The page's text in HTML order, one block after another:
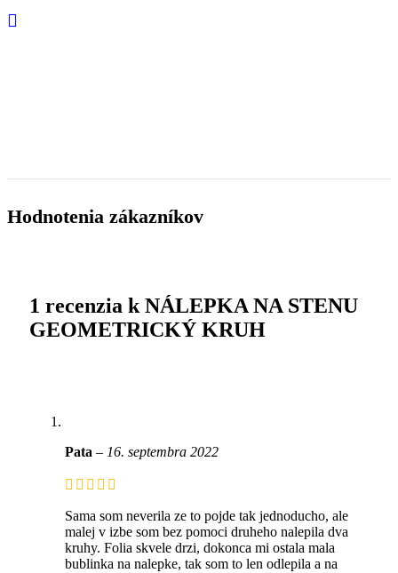
produkt
produktu.
Hodnotenia zákazníkov
1 recenzia kNÁLEPKA NA STENU
GEOMETRICKÝ KRUH
Pata – 16. septembra 2022
Sama som neverila ze to pojde tak jednoducho, ale
malej v izbe som bez pomoci druheho nalepila dva
kruhy. Folia skvele drzi, dokonca mi ostala mala
bublinka na nalepke, tak som to len odlepila a na